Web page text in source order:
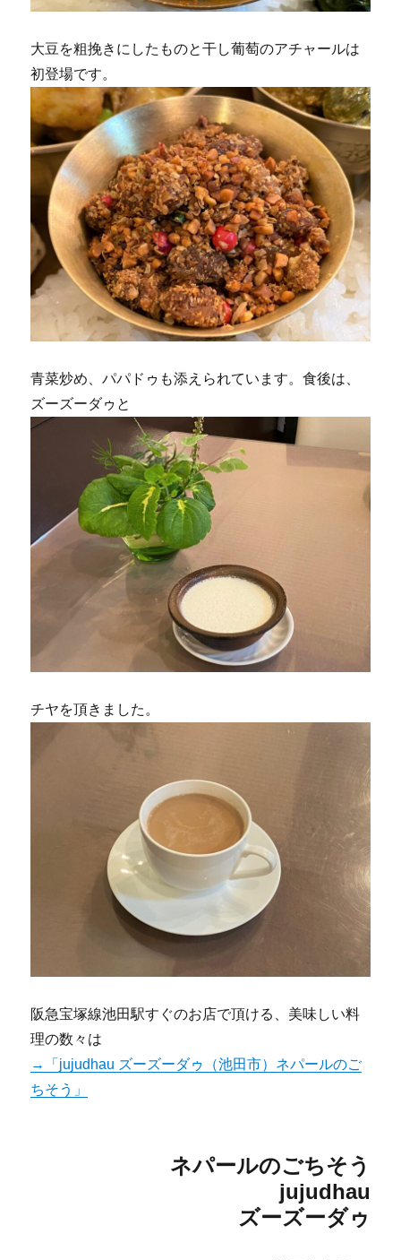
大豆を粗挽きにしたものと干し葡萄のアチャールは
初登場です。
青菜炒め、パパドゥも添えられています。食後は、
ズーズーダゥと
チヤを頂きました。
阪急宝塚線池田駅すぐのお店で頂ける、美味しい料
理の数々は
→「jujudhau ズーズーダゥ（池田市）ネパールのご
ちそう」
ネパールのごちそう
jujudhau
ズーズーダゥ